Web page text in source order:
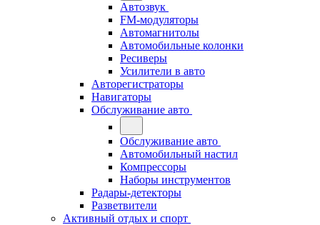
Автозвук
FM-модуляторы
Автомагнитолы
Автомобильные колонки
Ресиверы
Усилители в авто
Авторегистраторы
Навигаторы
Обслуживание авто
Обслуживание авто
Автомобильный настил
Компрессоры
Наборы инструментов
Радары-детекторы
Разветвители
Активный отдых и спорт